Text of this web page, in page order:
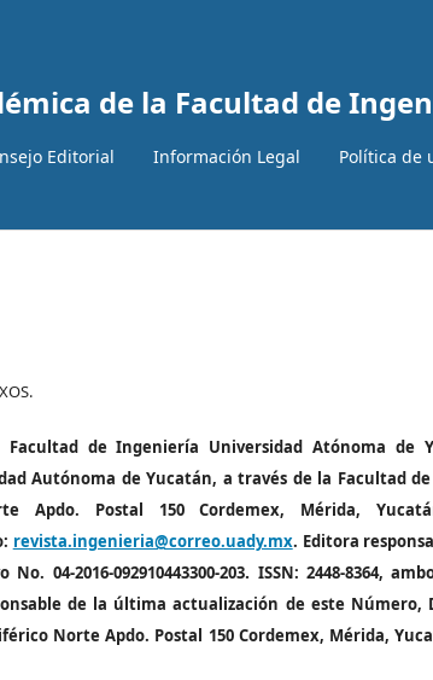
de la Facultad de
Editorial Información Legal Política de
de Ingeniería Universidad Atónoma de
Autónoma de Yucatán, a través de la Facultad
Apdo. Postal 150 Cordemex, Mérida,
revista.ingenieria@correo.uady.mx. Editora
04-2016-092910443300-203. ISSN: 2448-8364,
de la última actualización de este Número,
Norte Apdo. Postal 150 Cordemex, Mérida,